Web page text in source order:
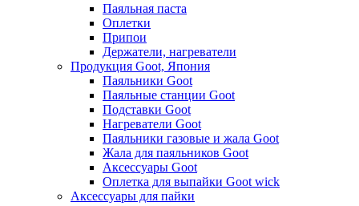
Паяльная паста
Оплетки
Припои
Держатели, нагреватели
Продукция Goot, Япония
Паяльники Goot
Паяльные станции Goot
Подставки Goot
Нагреватели Goot
Паяльники газовые и жала Goot
Жала для паяльников Goot
Аксессуары Goot
Оплетка для выпайки Goot wick
Аксессуары для пайки